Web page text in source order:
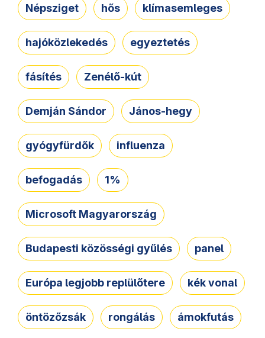
Népsziget hős klímasemleges
hajóközlekedés egyeztetés
fásítés Zenélő-kút
Demján Sándor János-hegy
gyógyfürdők influenza
befogadás 1%
Microsoft Magyarország
Budapesti közösségi gyűlés panel
Európa legjobb replülőtere kék vonal
öntözőzsák rongálás ámokfutás